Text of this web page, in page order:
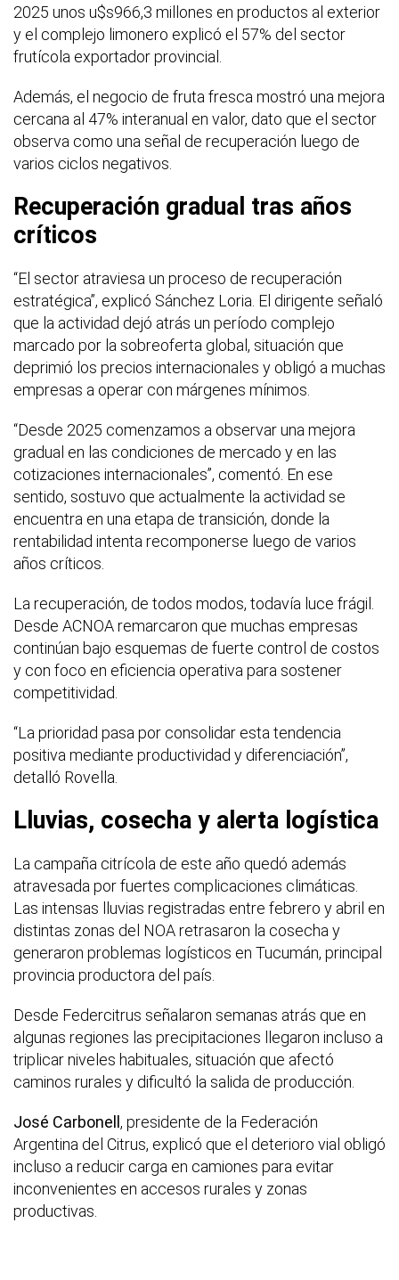
2025 unos u$s966,3 millones en productos al exterior
y el complejo limonero explicó el 57% del sector
frutícola exportador provincial.
Además, el negocio de fruta fresca mostró una mejora
cercana al 47% interanual en valor, dato que el sector
observa como una señal de recuperación luego de
varios ciclos negativos.
Recuperación gradual tras años
críticos
“El sector atraviesa un proceso de recuperación
estratégica”, explicó Sánchez Loria. El dirigente señaló
que la actividad dejó atrás un período complejo
marcado por la sobreoferta global, situación que
deprimió los precios internacionales y obligó a muchas
empresas a operar con márgenes mínimos.
“Desde 2025 comenzamos a observar una mejora
gradual en las condiciones de mercado y en las
cotizaciones internacionales”, comentó. En ese
sentido, sostuvo que actualmente la actividad se
encuentra en una etapa de transición, donde la
rentabilidad intenta recomponerse luego de varios
años críticos.
La recuperación, de todos modos, todavía luce frágil.
Desde ACNOA remarcaron que muchas empresas
continúan bajo esquemas de fuerte control de costos
y con foco en eficiencia operativa para sostener
competitividad.
“La prioridad pasa por consolidar esta tendencia
positiva mediante productividad y diferenciación”,
detalló Rovella.
Lluvias, cosecha y alerta logística
La campaña citrícola de este año quedó además
atravesada por fuertes complicaciones climáticas.
Las intensas lluvias registradas entre febrero y abril en
distintas zonas del NOA retrasaron la cosecha y
generaron problemas logísticos en Tucumán, principal
provincia productora del país.
Desde Federcitrus señalaron semanas atrás que en
algunas regiones las precipitaciones llegaron incluso a
triplicar niveles habituales, situación que afectó
caminos rurales y dificultó la salida de producción.
José Carbonell, presidente de la Federación
Argentina del Citrus, explicó que el deterioro vial obligó
incluso a reducir carga en camiones para evitar
inconvenientes en accesos rurales y zonas
productivas.